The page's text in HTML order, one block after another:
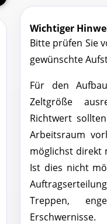
Wichtiger
Bitte prüfen Sie
gewünschte
Für den
Zeltgröße
Richtwert
Arbeitsraum
möglichst direkt
Ist dies nicht
Treppen,
Erschwernisse.